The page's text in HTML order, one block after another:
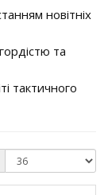
новітніх
та
тактичного